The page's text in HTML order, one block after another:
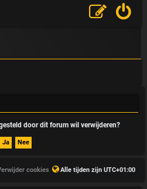
door dit forum wil verwijderen?
Alle tijden zijn UTC+01:00
cookies